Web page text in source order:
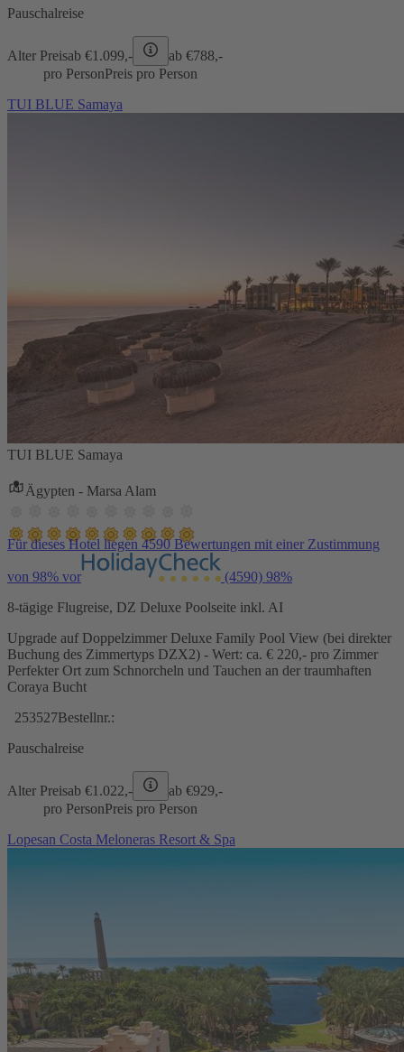
Pauschalreise
Alter Preisab €1.099,- ab €788,-
pro PersonPreis pro Person
TUI BLUE Samaya
TUI BLUE Samaya
Ägypten - Marsa Alam
Für dieses Hotel liegen 4590 Bewertungen mit einer Zustimmung
von 98% vor (4590) 98%
8-tägige Flugreise, DZ Deluxe Poolseite inkl. AI
Upgrade auf Doppelzimmer Deluxe Family Pool View (bei direkter
Buchung des Zimmertyps DZX2) - Wert: ca. € 220,- pro Zimmer
Perfekter Ort zum Schnorcheln und Tauchen an der traumhaften
Coraya Bucht
253527Bestellnr.:
Pauschalreise
Alter Preisab €1.022,- ab €929,-
pro PersonPreis pro Person
Lopesan Costa Meloneras Resort & Spa